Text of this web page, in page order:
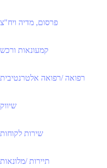
פרסום, מדיה ויח"צ
קמעונאות ורכש
רפואה /רפואה אלטרנטיבית
שיווק
שירות לקוחות
תיירות /מלונאות